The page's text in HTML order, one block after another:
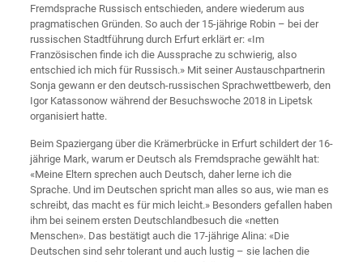
Fremdsprache Russisch entschieden, andere wiederum aus
pragmatischen Gründen. So auch der 15-jährige Robin – bei der
russischen Stadtführung durch Erfurt erklärt er: «Im
Französischen finde ich die Aussprache zu schwierig, also
entschied ich mich für Russisch.» Mit seiner Austauschpartnerin
Sonja gewann er den deutsch-russischen Sprachwettbewerb, den
Igor Katassonow während der Besuchswoche 2018 in Lipetsk
organisiert hatte.
Beim Spaziergang über die Krämerbrücke in Erfurt schildert der 16-
jährige Mark, warum er Deutsch als Fremdsprache gewählt hat:
«Meine Eltern sprechen auch Deutsch, daher lerne ich die
Sprache. Und im Deutschen spricht man alles so aus, wie man es
schreibt, das macht es für mich leicht.» Besonders gefallen haben
ihm bei seinem ersten Deutschlandbesuch die «netten
Menschen». Das bestätigt auch die 17-jährige Alina: «Die
Deutschen sind sehr tolerant und auch lustig – sie lachen die